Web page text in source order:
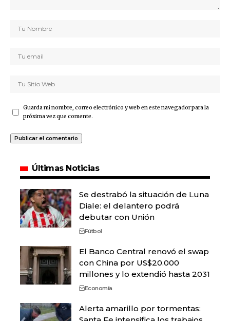
Guarda mi nombre, correo electrónico y web en este navegador para la
próxima vez que comente.
Últimas Noticias
Se destrabó la situación de Luna
Diale: el delantero podrá
debutar con Unión
Fútbol
El Banco Central renovó el swap
con China por US$20.000
millones y lo extendió hasta 2031
Economía
Alerta amarillo por tormentas: